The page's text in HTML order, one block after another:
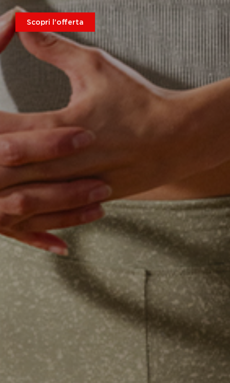
Scopri l'offerta